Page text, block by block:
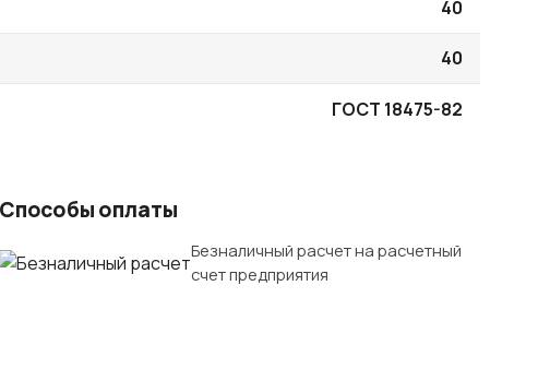
40
40
ГОСТ 18475-82
Способы оплаты
Безналичный расчет на расчетный
счет предприятия